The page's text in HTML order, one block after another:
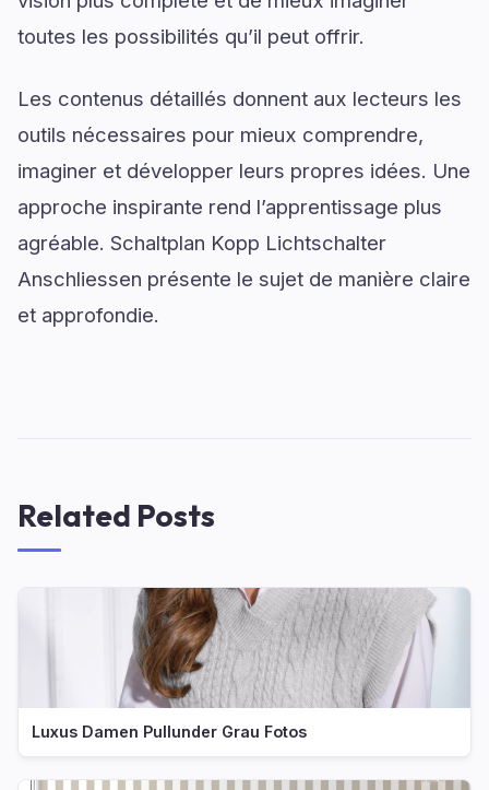
toutes les possibilités qu’il peut offrir.
Les contenus détaillés donnent aux lecteurs les
outils nécessaires pour mieux comprendre,
imaginer et développer leurs propres idées. Une
approche inspirante rend l’apprentissage plus
agréable. Schaltplan Kopp Lichtschalter
Anschliessen présente le sujet de manière claire
et approfondie.
Related Posts
Luxus Damen Pullunder Grau Fotos